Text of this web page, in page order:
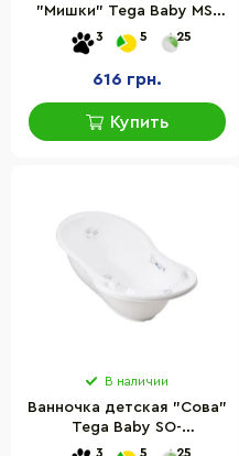
"Мишки" Tega Baby MS-
004ODPŁYW-118 со
сливом, 86 см
3 5 25
616 грн.
Купить
В наличии
Ванночка детская "Сова"
Tega Baby SO-
004ODPŁYW-103 со
3 5 25